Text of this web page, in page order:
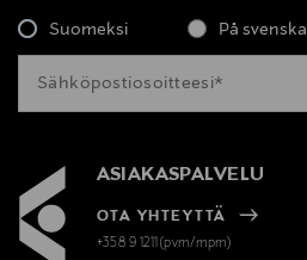
Suomeksi På svenska
ASIAKASPALVELU
OTA YHTEYTTÄ
+358 9 1211(pvm/mpm)